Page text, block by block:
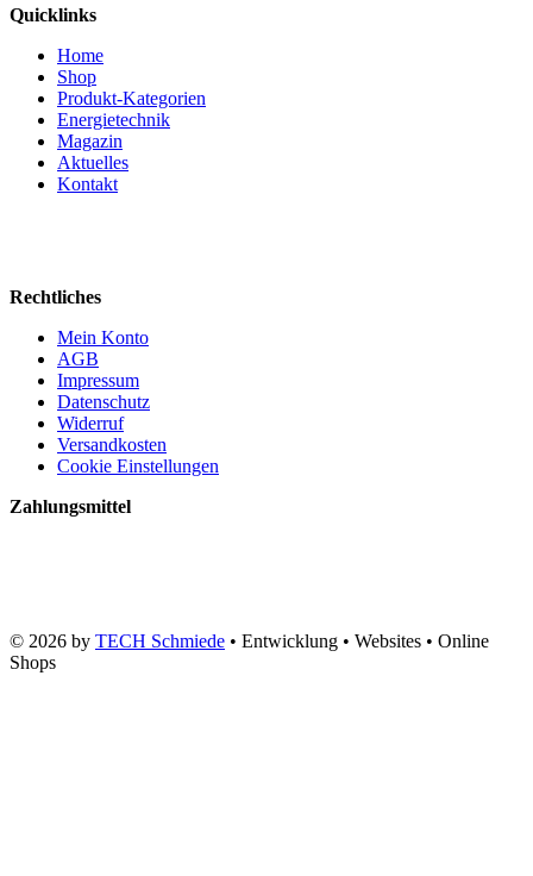
Quicklinks
Home
Shop
Produkt-Kategorien
Energietechnik
Magazin
Aktuelles
Kontakt
Rechtliches
Mein Konto
AGB
Impressum
Datenschutz
Widerruf
Versandkosten
Cookie Einstellungen
Zahlungsmittel
© 2026 by TECH Schmiede • Entwicklung • Websites • Online
Shops